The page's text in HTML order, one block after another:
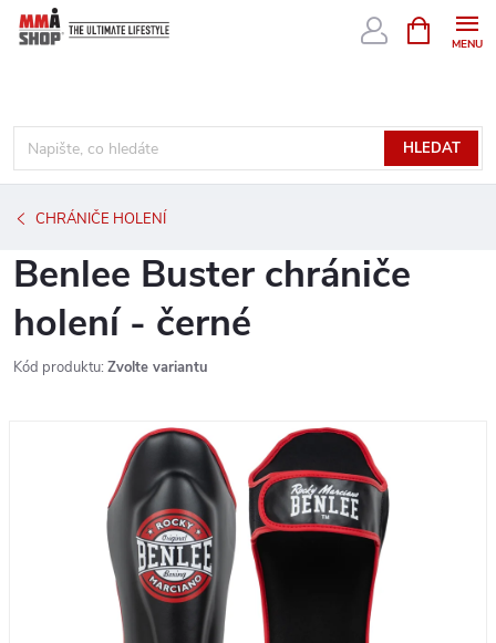
Přejít
HLEDAT
NÁKUPNÍ
KOŠÍK
CHRÁNIČE HOLENÍ
Benlee Buster chrániče
holení - černé
Kód produktu: Zvolte variantu